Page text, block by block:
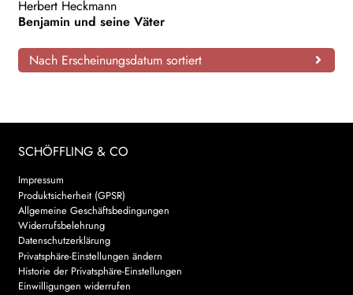
Herbert Heckmann
Benjamin und seine Väter
Nach Erscheinungsdatum sortiert
SCHÖFFLING & CO
Impressum
Produktsicherheit (GPSR)
Allgemeine Geschäftsbedingungen
Widerrufsbelehrung
Datenschutzerklärung
Privatsphäre-Einstellungen ändern
Historie der Privatsphäre-Einstellungen
Einwilligungen widerrufen